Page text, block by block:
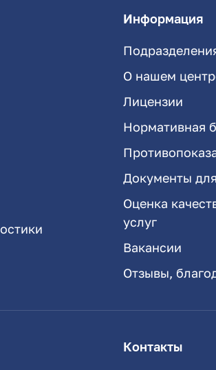
Информация
О нашем
Лицензии
Нормативная
Документы
Оценка
услуг
Вакансии
Отзывы,
Контакты